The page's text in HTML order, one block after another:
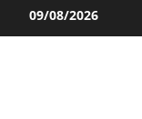
09/08/2026